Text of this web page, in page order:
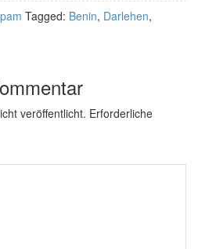
Tagged: Benin, Darlehen,
veröffentlicht. Erforderliche